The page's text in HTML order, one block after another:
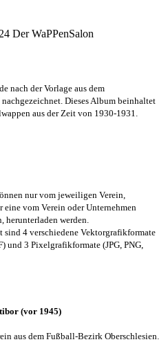
Der WaPPenSalon
nach der Vorlage aus dem
Dieses Album beinhaltet
aus der Zeit von 1930-1931.
nur vom jeweiligen Verein,
eine vom Verein oder Unternehmen
herunterladen werden.
sind 4 verschiedene Vektorgrafikformate
und 3 Pixelgrafikformate (JPG, PNG,
(vor 1945)
aus dem Fußball-Bezirk Oberschlesien.